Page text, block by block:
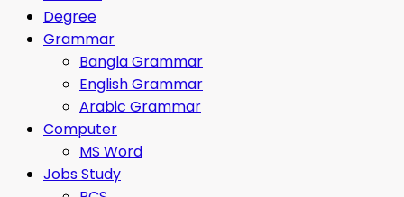
Degree
Grammar
Bangla Grammar
English Grammar
Arabic Grammar
Computer
MS Word
Jobs Study